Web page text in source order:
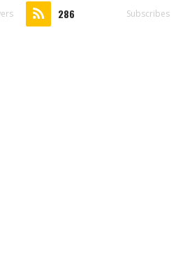
286 Subscribes